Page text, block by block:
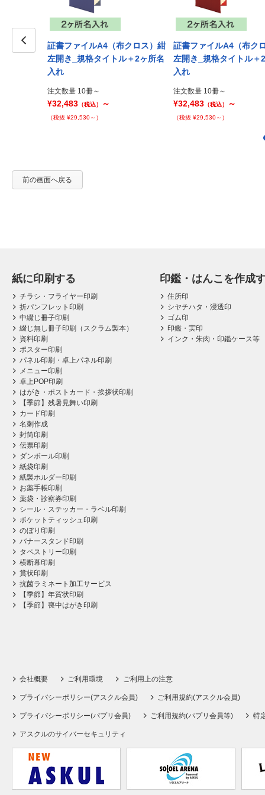
ード調布 証書ファイルA4（布クロス）紺
左開き_規格タイトル＋2ヶ所名
入れ
注文数量 10冊～
¥32,483 （税込） ～
（税抜 ¥29,530～）
証書ファイルA4（布ク
左開き_規格タイトル＋
入れ
注文数量 10冊～
¥32,483 （税込） ～
（税抜 ¥29,530～）
前の画面へ戻る
紙に印刷する
チラシ・フライヤー印刷
折パンフレット印刷
中綴じ冊子印刷
綴じ無し冊子印刷（スクラム製本）
資料印刷
ポスター印刷
パネル印刷・卓上パネル印刷
メニュー印刷
卓上POP印刷
はがき・ポストカード・挨拶状印刷
【季節】残暑見舞い印刷
カード印刷
名刺作成
封筒印刷
伝票印刷
ダンボール印刷
紙袋印刷
紙製ホルダー印刷
お薬手帳印刷
薬袋・診察券印刷
シール・ステッカー・ラベル印刷
ポケットティッシュ印刷
のぼり印刷
バナースタンド印刷
タペストリー印刷
横断幕印刷
賞状印刷
抗菌ラミネート加工サービス
【季節】年賀状印刷
【季節】喪中はがき印刷
印鑑・はんこを作成
住所印
シヤチハタ・浸透印
ゴム印
印鑑・実印
インク・朱肉・印鑑ケース等
会社概要 ご利用環境 ご利用上の注意
プライバシーポリシー(アスクル会員) ご利用規約(アスクル会員)
プライバシーポリシー(パプリ会員) ご利用規約(パプリ会員等) 特
アスクルのサイバーセキュリティ